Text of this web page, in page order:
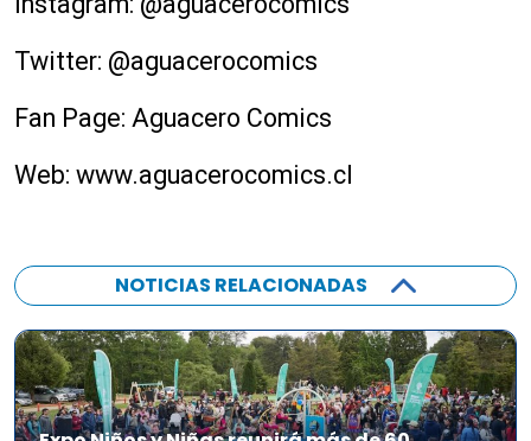
Twitter: @aguacerocomics
Fan Page: Aguacero Comics
Web: www.aguacerocomics.cl
NOTICIAS RELACIONADAS